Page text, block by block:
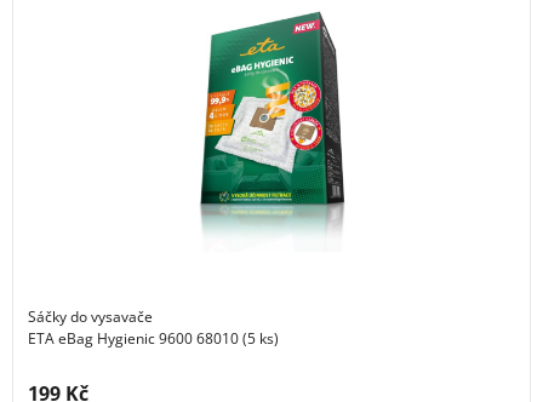
Sáčky do vysavače
ETA eBag Hygienic 9600 68010 (5 ks)
Cena s DPH:
199 Kč